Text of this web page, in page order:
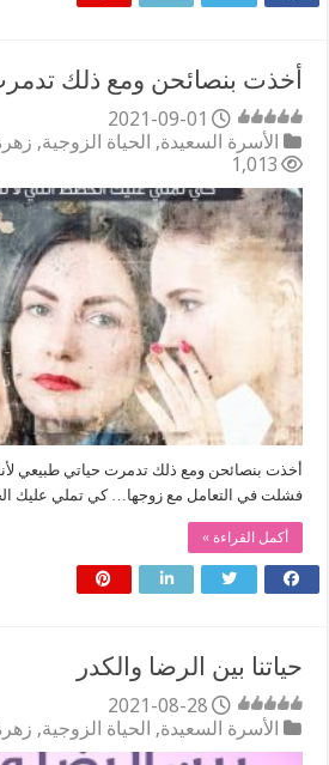
أخذت بنصائحن ومع ذلك
2021-09-01
الأسرة السعيدة, الحياة الزوجية,
1,013
أخذت بنصائحن ومع ذلك تدمرت حياتي طبيعي
فشلت في التعامل مع زوجها… كي تملي عليك
أكمل القراءة »
حياتنا بين الرضا والكدر
2021-08-28
الأسرة السعيدة, الحياة الزوجية,